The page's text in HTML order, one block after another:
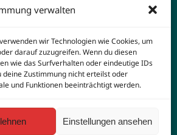
verwalten
wir Technologien wie Cookies, um
darauf zuzugreifen. Wenn du diesen
wie das Surfverhalten oder eindeutige IDs
Zustimmung nicht erteilst oder
und Funktionen beeinträchtigt werden.
Einstellungen ansehen
15:15 – 16:00 Uhr